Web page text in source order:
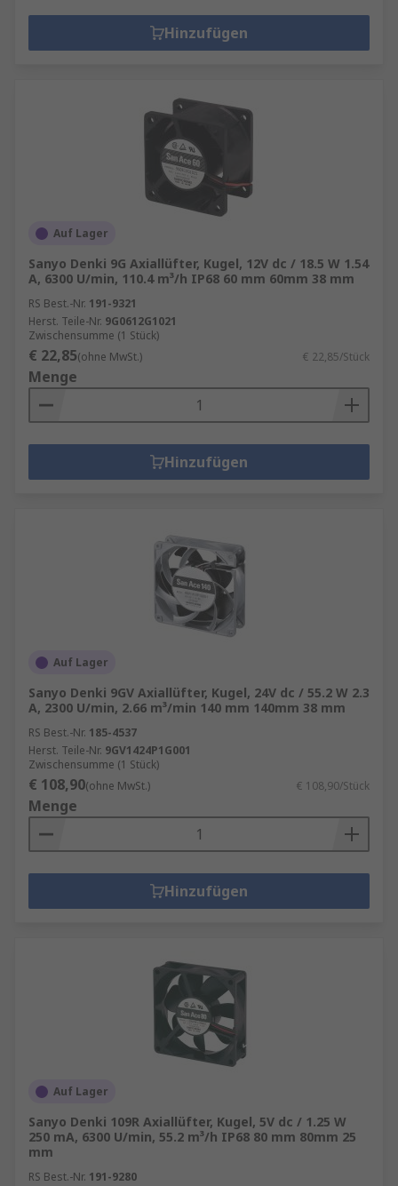
Hinzufügen
Auf Lager
Sanyo Denki 9G Axiallüfter, Kugel, 12V dc / 18.5 W 1.54
A, 6300 U/min, 110.4 m³/h IP68 60 mm 60mm 38 mm
RS Best.-Nr. 191-9321
Herst. Teile-Nr. 9G0612G1021
Zwischensumme (1 Stück)
€ 22,85(ohne MwSt.) € 22,85/Stück
Menge
Hinzufügen
Auf Lager
Sanyo Denki 9GV Axiallüfter, Kugel, 24V dc / 55.2 W 2.3
A, 2300 U/min, 2.66 m³/min 140 mm 140mm 38 mm
RS Best.-Nr. 185-4537
Herst. Teile-Nr. 9GV1424P1G001
Zwischensumme (1 Stück)
€ 108,90(ohne MwSt.) € 108,90/Stück
Menge
Hinzufügen
Auf Lager
Sanyo Denki 109R Axiallüfter, Kugel, 5V dc / 1.25 W
250 mA, 6300 U/min, 55.2 m³/h IP68 80 mm 80mm 25
mm
RS Best.-Nr. 191-9280